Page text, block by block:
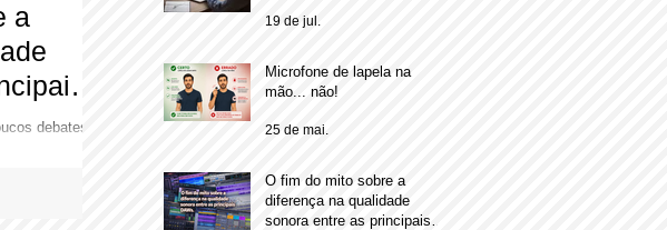
a
debates
19 de jul.
Microfone de lapela na
mão... não!
25 de mai.
O fim do mito sobre a
diferença na qualidade
sonora entre as principais